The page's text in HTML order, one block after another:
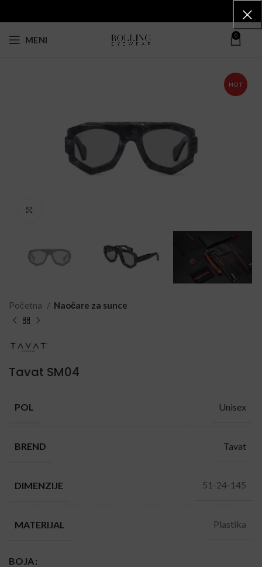
MENI 0
HOT
Početna Naočare za sunce
Tavat SM04
POL Unisex
BREND Tavat
DIMENZIJE 51-24-145
MATERIJAL Plastika
BOJA